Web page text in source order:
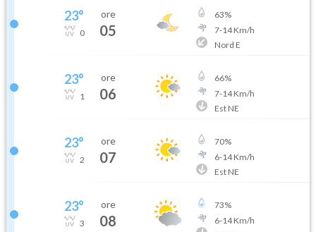
23°
0
ore
05
63%
7-14Km/h
Nord E
23°
1
ore
06
66%
7-14Km/h
Est NE
23°
2
ore
07
70%
6-14Km/h
Est NE
23°
3
ore
08
73%
6-14Km/h